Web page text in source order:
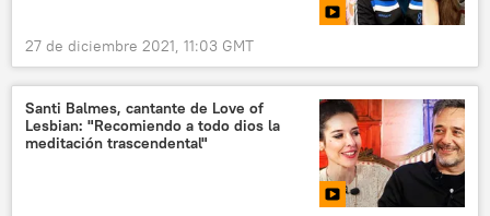
27 de diciembre 2021, 11:03 GMT
Santi Balmes, cantante de Love of
Lesbian: "Recomiendo a todo dios la
meditación trascendental"